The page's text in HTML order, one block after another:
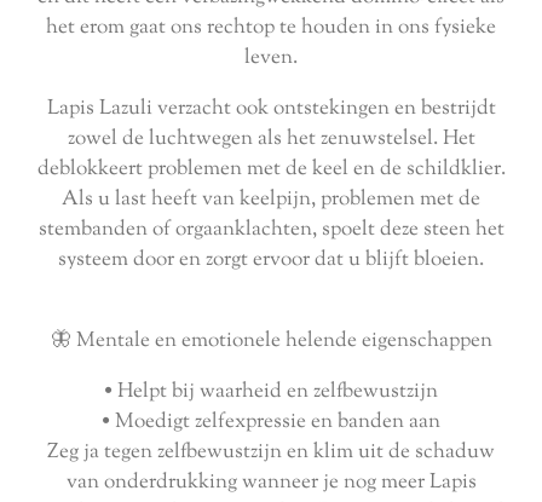
het erom gaat ons rechtop te houden in ons fysieke
leven.
Lapis Lazuli verzacht ook ontstekingen en bestrijdt
zowel de luchtwegen als het zenuwstelsel. Het
deblokkeert problemen met de keel en de schildklier.
Als u last heeft van keelpijn, problemen met de
stembanden of orgaanklachten, spoelt deze steen het
systeem door en zorgt ervoor dat u blijft bloeien.
🦋 Mentale en emotionele helende eigenschappen
• Helpt bij waarheid en zelfbewustzijn
• Moedigt zelfexpressie en banden aan
Zeg ja tegen zelfbewustzijn en klim uit de schaduw
van onderdrukking wanneer je nog meer Lapis